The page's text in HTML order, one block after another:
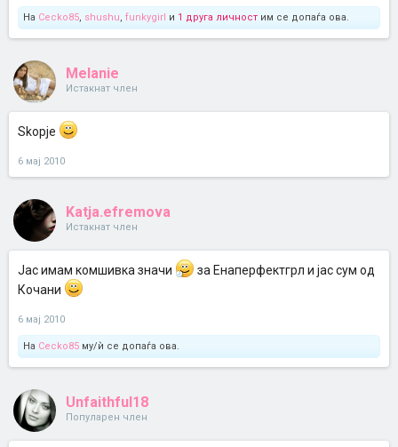
На Cecko85, shushu, funkygirl и 1 друга личност им се допаѓа ова.
Melanie
Истакнат член
Skopje
6 мај 2010
Katja.efremova
Истакнат член
Јас имам комшивка значи
за Енаперфектгрл и јас сум од
Кочани
6 мај 2010
На Cecko85 му/ѝ се допаѓа ова.
Unfaithful18
Популарен член